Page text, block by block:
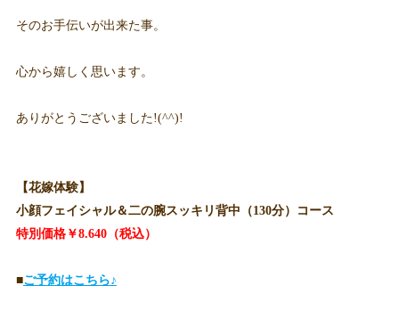
そのお手伝いが出来た事。
心から嬉しく思います。
ありがとうございました!(^^)!
【花嫁体験】
小顔フェイシャル＆二の腕スッキリ背中（130分）コース
特別価格￥8.640（税込）
■ご予約はこちら♪